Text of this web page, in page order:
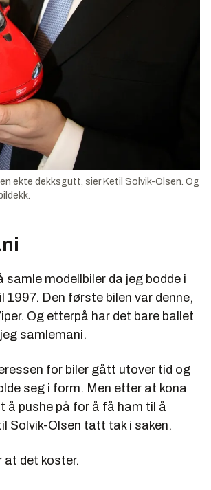
ekte dekksgutt, sier Ketil Solvik-Olsen. Og
samle modellbiler da jeg bodde i
1997. Den første bilen var denne,
Og etterpå har det bare ballet
samlemani.
for biler gått utover tid og
seg i form. Men etter at kona
å pushe på for å få ham til å
Solvik-Olsen tatt tak i saken.
at det koster.